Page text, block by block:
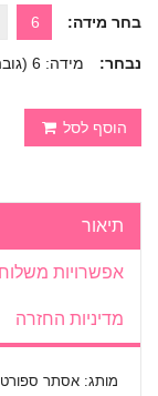
בחר מידה: 6
נבחר: מידה: 6 (גובה 104-110 ס״מ)
הוסף לסל
תיאור
אפשרויות משלוח
מדיניות החזרה
מותג: אסתר ספורט